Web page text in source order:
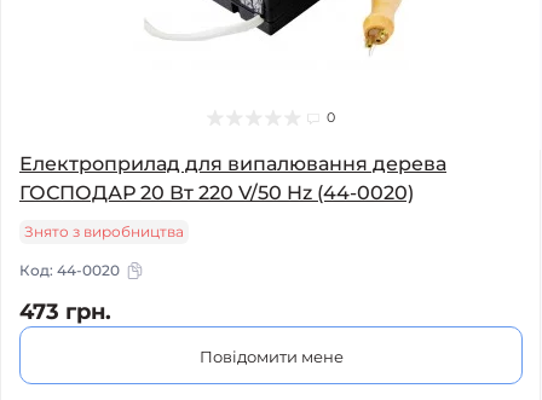
0
Електроприлад для випалювання дерева
ГОСПОДАР 20 Вт 220 V/50 Hz (44-0020)
Знято з виробництва
Код: 44-0020
473 грн.
Повідомити мене